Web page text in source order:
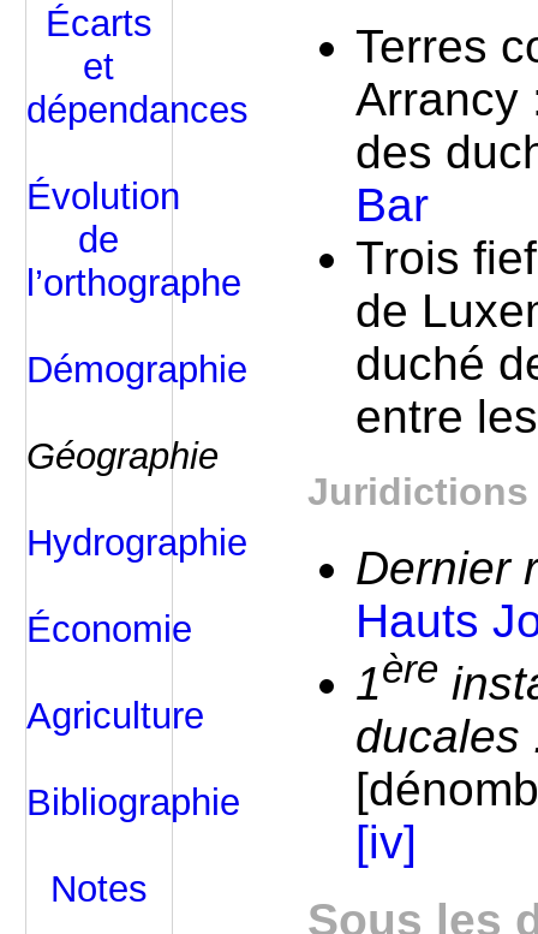
Terres
Arrancy
des
Bar
Trois
de
duché
entre
Juridictions
Dernier
Hauts
1ère
ducales
[iv]
Sous les
Écarts
et
dépendances
Évolution
de
l’orthographe
Démographie
Géographie
Hydrographie
Économie
Agriculture
Bibliographie
Notes